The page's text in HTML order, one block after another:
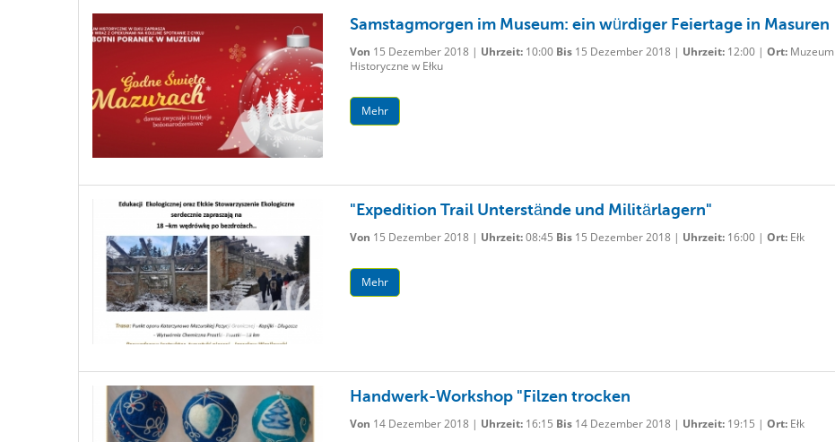
Samstagmorgen im Museum: ein würdiger Feiertage in Masuren
Von 15 Dezember 2018 | Uhrzeit:10:00 Bis15 Dezember 2018 | Uhrzeit:12:00 | Ort:Muzeum
Historyczne w Ełku
Mehr
"Expedition Trail Unterstände und Militärlagern"
Von 15 Dezember 2018 | Uhrzeit:08:45 Bis15 Dezember 2018 | Uhrzeit:16:00 | Ort:Ełk
Mehr
Handwerk-Workshop "Filzen trocken
Von 14 Dezember 2018 | Uhrzeit:16:15 Bis14 Dezember 2018 | Uhrzeit:19:15 | Ort:Ełk